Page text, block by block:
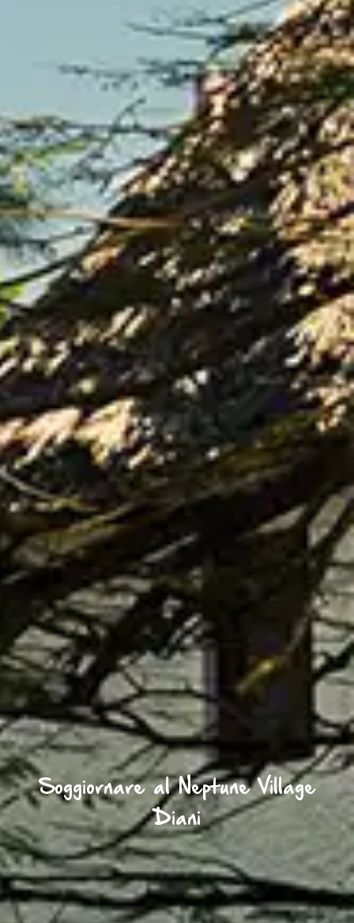
Soggiornare al Neptune Village
Diani